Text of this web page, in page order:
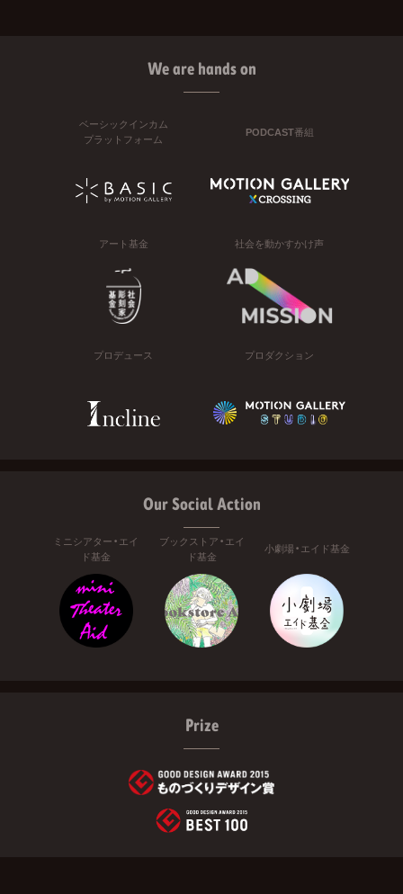
We are hands on
ベーシックインカム
プラットフォーム
PODCAST番組
アート基金 社会を動かすかけ声
プロデュース プロダクション
Our Social Action
ミニシアター・エイ
ド基金
ブックストア・エイ
ド基金
小劇場・エイド基金
Prize